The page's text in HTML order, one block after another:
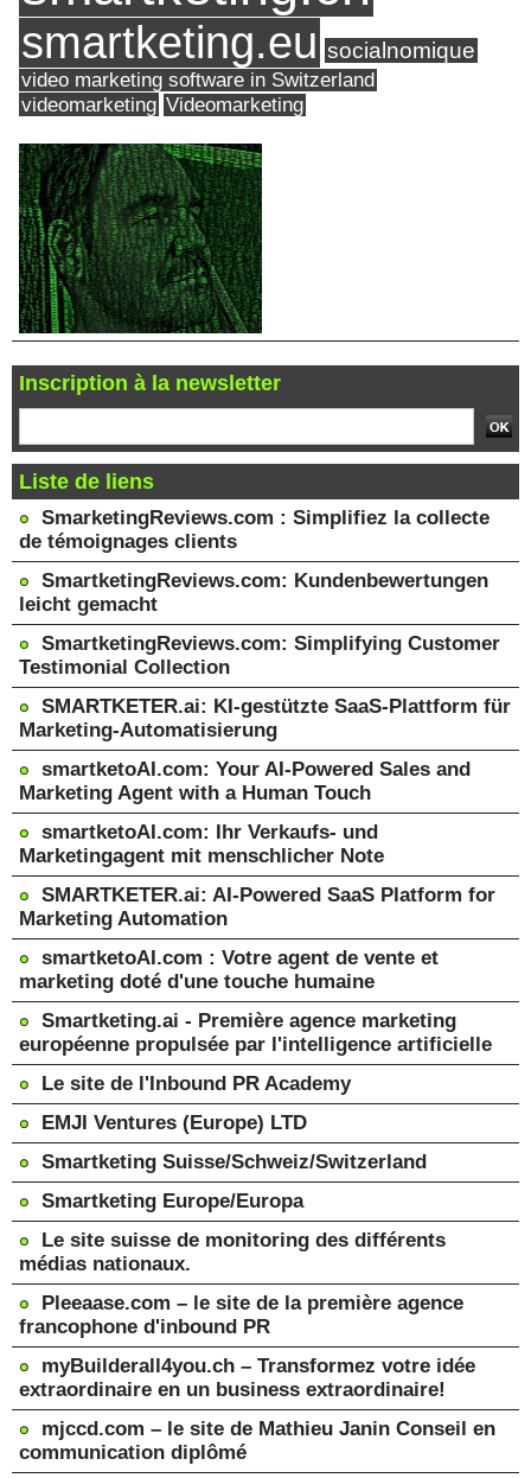
smartketing.eu socialnomique
video marketing software in Switzerland
videomarketing Videomarketing
Inscription à la newsletter
Liste de liens
SmarketingReviews.com : Simplifiez la collecte
de témoignages clients
SmartketingReviews.com: Kundenbewertungen
leicht gemacht
SmartketingReviews.com: Simplifying Customer
Testimonial Collection
SMARTKETER.ai: KI-gestützte SaaS-Plattform für
Marketing-Automatisierung
smartketoAI.com: Your AI-Powered Sales and
Marketing Agent with a Human Touch
smartketoAI.com: Ihr Verkaufs- und
Marketingagent mit menschlicher Note
SMARTKETER.ai: AI-Powered SaaS Platform for
Marketing Automation
smartketoAI.com : Votre agent de vente et
marketing doté d'une touche humaine
Smartketing.ai - Première agence marketing
européenne propulsée par l'intelligence artificielle
Le site de l'Inbound PR Academy
EMJI Ventures (Europe) LTD
Smartketing Suisse/Schweiz/Switzerland
Smartketing Europe/Europa
Le site suisse de monitoring des différents
médias nationaux.
Pleeaase.com – le site de la première agence
francophone d'inbound PR
myBuilderall4you.ch – Transformez votre idée
extraordinaire en un business extraordinaire!
mjccd.com – le site de Mathieu Janin Conseil en
communication diplômé